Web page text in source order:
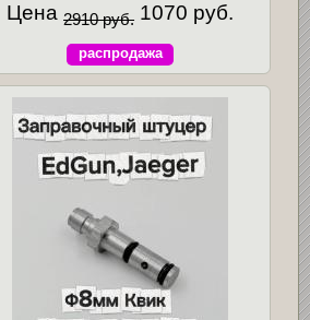
Цена 2910 руб. 1070 руб.
распродажа